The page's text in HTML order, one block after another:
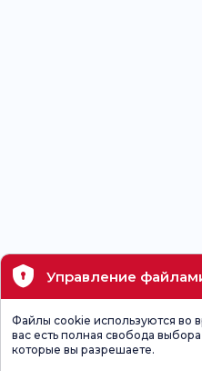
Управление
Файлы cookie используются во
вас есть полная свобода
которые вы разрешаете.